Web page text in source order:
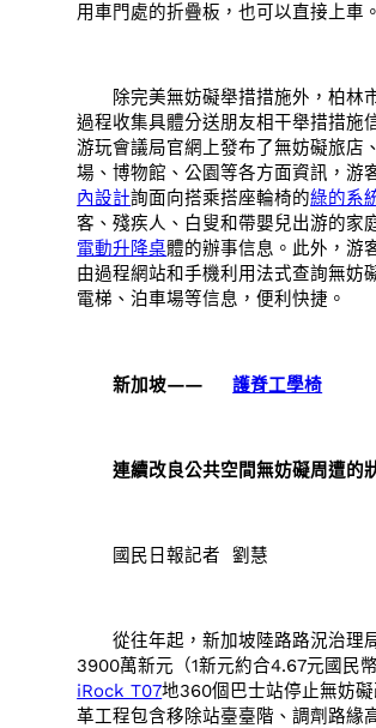
用車門處的折疊板，也可以直接上車。
除完美無妨礙舉措措施外，柏林
過程收集具體分送朋友相干舉措措施
游玩會議局官網上發布了無妨礙旅店
場、博物館、公園等各方面資訊，游
內設計詢面向搭乘搭座輪椅的綠的系
客、殘疾人、白叟和帶嬰兒出游的家
電動升降桌體的辦事信息。此外，游
由過程網站和手機利用法式查詢無妨
電梯、泊車場等信息，便利快捷。
新加坡——護脊工學椅
連續改良公共空間無妨礙周遭的
國民日報記者 劉慧
從往年起，新加坡陸路路況治理
3900萬新元（1新元約合4.67元國民
iRock T07地360個巴士站停止無妨
革工程包含移除站臺臺階、調劑路緣